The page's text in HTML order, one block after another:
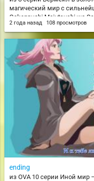
магический мир с
Gakeppuchi Majutsushi wa
Tsukisusumu
2 года назад 108 просмотров
ending
из OVA 10 серии Иной мир